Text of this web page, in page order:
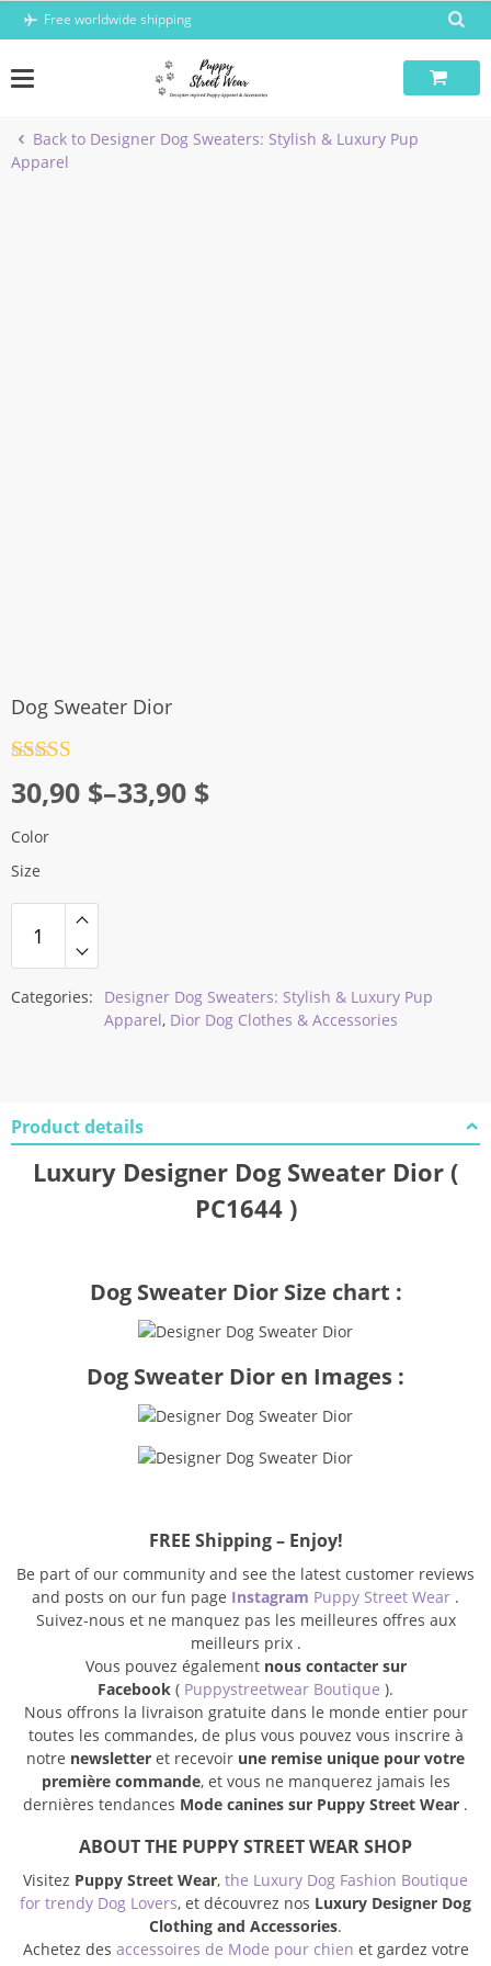
Skip
Free worldwide shipping
Back to Designer Dog Sweaters: Stylish & Luxury Pup
Apparel
Dog Sweater Dior
out of 5
30,90 $–33,90 $
Price
range:
30,90 $
33,90 $
Color
Size
Categories:
Designer Dog Sweaters: Stylish & Luxury Pup
Apparel, Dior Dog Clothes & Accessories
Product details
Luxury Designer Dog Sweater Dior (
PC1644 )
Dog Sweater Dior Size chart :
Dog Sweater Dior en Images :
FREE Shipping – Enjoy!
Be part of our community and see the latest customer reviews
and posts on our fun page Instagram Puppy Street Wear .
Suivez-nous et ne manquez pas les meilleures offres aux
meilleurs prix .
Vous pouvez également nous contacter sur
Facebook ( Puppystreetwear Boutique ).
Nous offrons la livraison gratuite dans le monde entier pour
toutes les commandes, de plus vous pouvez vous inscrire à
notre newsletter et recevoir une remise unique pour votre
première commande, et vous ne manquerez jamais les
dernières tendances Mode canines sur Puppy Street Wear .
ABOUT THE PUPPY STREET WEAR SHOP
Visitez Puppy Street Wear, the Luxury Dog Fashion Boutique
for trendy Dog Lovers, et découvrez nos Luxury Designer Dog
Clothing and Accessories.
Achetez des accessoires de Mode pour chien et gardez votre